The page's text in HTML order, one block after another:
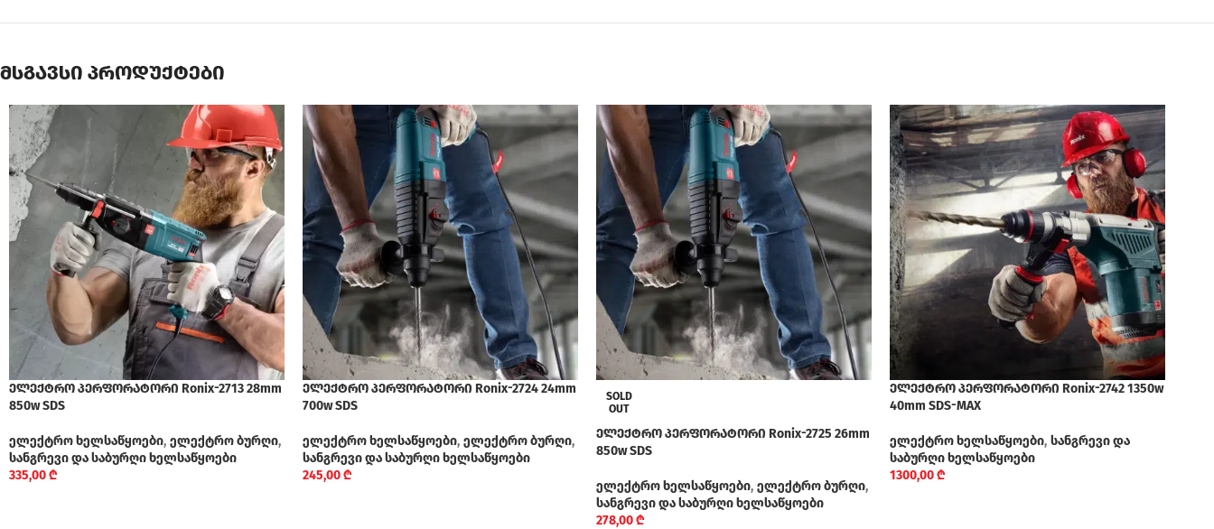
მსგავსი პროდუქტები
ელექტრო პერფორატორი Ronix-2713 28mm
850w SDS
ელექტრო ხელსაწყოები, ელექტრო ბურღი,
სანგრევი და საბურღი ხელსაწყოები
335,00₾
ელექტრო პერფორატორი Ronix-2724 24mm
700w SDS
ელექტრო ხელსაწყოები, ელექტრო ბურღი,
სანგრევი და საბურღი ხელსაწყოები
245,00₾
SOLD
OUT
ელექტრო პერფორატორი Ronix-2725 26mm
850w SDS
ელექტრო ხელსაწყოები, ელექტრო ბურღი,
სანგრევი და საბურღი ხელსაწყოები
278,00₾
ელექტრო პერფორატორი Ronix-2742 1350w
40mm SDS-MAX
ელექტრო ხელსაწყოები, სანგრევი და
საბურღი ხელსაწყოები
1300,00₾